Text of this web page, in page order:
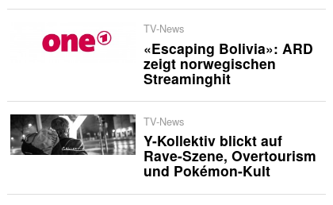
TV-News
«Escaping Bolivia»: ARD
zeigt norwegischen
Streaminghit
TV-News
Y-Kollektiv blickt auf
Rave-Szene, Overtourism
und Pokémon-Kult